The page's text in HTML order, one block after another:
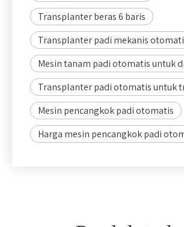
Transplanter beras 6 baris
Transplanter padi mekanis
Mesin tanam padi otomatis untuk
Transplanter padi otomatis untuk
Mesin pencangkok padi otomatis
Harga mesin pencangkok padi